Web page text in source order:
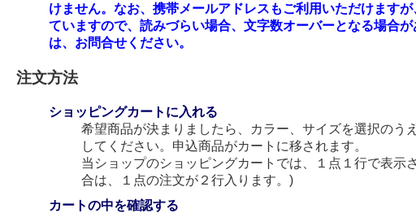
けません。なお、携帯メールアドレスもご利用いただけます
ていますので、読みづらい場合、文字数オーバーとなる場合
は、お問合せください。
注文方法
ショッピングカートに入れる
希望商品が決まりましたら、カラー、サイズを選択のう
してください。申込商品がカートに移されます。
当ショップのショッピングカートでは、１点１行で表示
合は、１点の注文が２行入ります。)
カートの中を確認する